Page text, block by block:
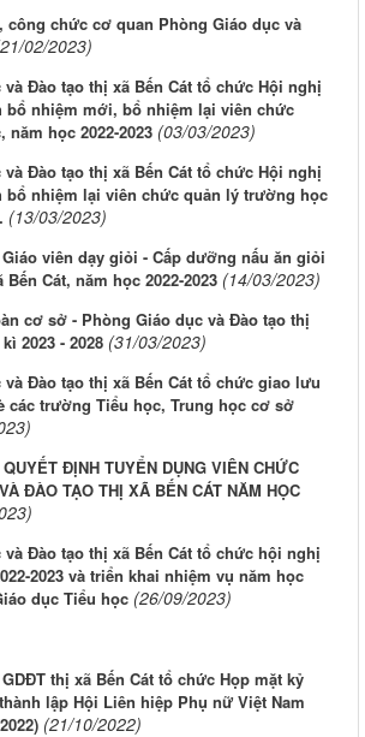
công chức cơ quan Phòng Giáo dục và
02/2023)
Đào tạo thị xã Bến Cát tổ chức Hội nghị
bổ nhiệm mới, bổ nhiệm lại viên chức
học 2022-2023 (03/03/2023)
Đào tạo thị xã Bến Cát tổ chức Hội nghị
bổ nhiệm lại viên chức quản lý trường học
(13/03/2023)
viên dạy giỏi - Cấp dưỡng nấu ăn giỏi
Cát, năm học 2022-2023 (14/03/2023)
cơ sở - Phòng Giáo dục và Đào tạo thị
2023 - 2028 (31/03/2023)
và Đào tạo thị xã Bến Cát tổ chức giao lưu
các trường Tiểu học, Trung học cơ sở
ĐỊNH TUYỂN DỤNG VIÊN CHỨC
ĐÀO TẠO THỊ XÃ BẾN CÁT NĂM HỌC
và Đào tạo thị xã Bến Cát tổ chức hội nghị
2023 và triển khai nhiệm vụ năm học
dục Tiểu học (26/09/2023)
thị xã Bến Cát tổ chức Họp mặt kỷ
lập Hội Liên hiệp Phụ nữ Việt Nam
(21/10/2022)